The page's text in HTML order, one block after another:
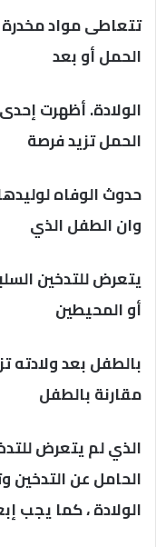
تتعاطى مواد مخدرة
الحمل أو بعد
الولادة. أظهرت
الحمل تزيد فرصة
حدوث الوفاه
وان الطفل الذي
يتعرض للتدخين
أو المحيطين
بالطفل بعد
مقارنة بالطفل
الذي لم يتعرض
الحامل عن التدخين
الولادة ، كما يجب